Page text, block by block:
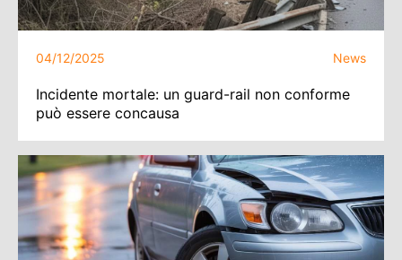
04/12/2025 News
Incidente mortale: un guard-rail non conforme
può essere concausa